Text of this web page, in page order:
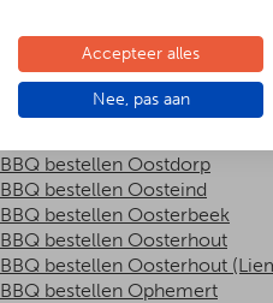
BBQ bestellen Oisterwijk
BBQ bestellen Ommeren
BBQ bestellen Ooij
BBQ bestellen Oost West en
BBQ bestellen Oostdorp
BBQ bestellen Oosteind
BBQ bestellen Oosterbeek
BBQ bestellen Oosterhout
BBQ bestellen Oosterhout
BBQ bestellen Ophemert
Accepteer alles
Nee, pas aan